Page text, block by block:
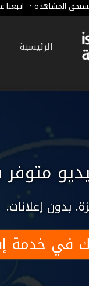
المشاهدة - اتبعنا
الرئيسية
بدون إعلانات.
في خدمة